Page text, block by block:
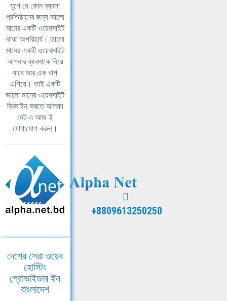
যুগে যে কোন ব্যবসা
প্রতিষ্ঠানের জন্য ভালো
মানের একটি ওয়েবসাইট
থাকা অপরিহার্য। ভালো
মানের একটি ওয়েবসাইট
আপনার ব্যবসাকে নিয়ে
যাবে আর এক ধাপ
এগিয়ে। তাই একটি
ভালো মানের ওয়েবসাইট
ডিজাইন করতে আলফা
নেট এ আজ ই
যোগাযোগ করুন।
+8809613250250
দেশের সেরা ওয়েব
হোস্টিং
প্রোভাইডার ইন
বাংলাদেশ